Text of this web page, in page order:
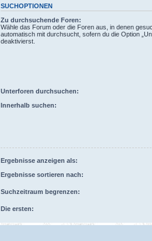
SUCHOPTIONEN
Zu durchsuchende Foren:
Wähle das Forum oder die Foren aus, in denen
automatisch mit durchsucht, sofern du die Option
deaktivierst.
Unterforen durchsuchen:
Innerhalb suchen:
Ergebnisse anzeigen als:
Ergebnisse sortieren nach:
Suchzeitraum begrenzen:
Die ersten: